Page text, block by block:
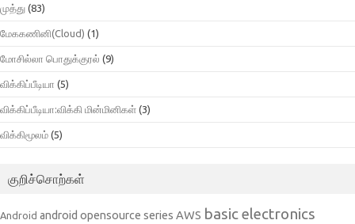
முத்து (83)
மேககணினி(Cloud) (1)
மோசில்லா பொதுக்குரல் (9)
விக்கிப்பீடியா (5)
விக்கிப்பீடியா:விக்கி மின்மினிகள் (3)
விக்கிமூலம் (5)
குறிச்சொற்கள்
Android android opensource series AWS basic electronics